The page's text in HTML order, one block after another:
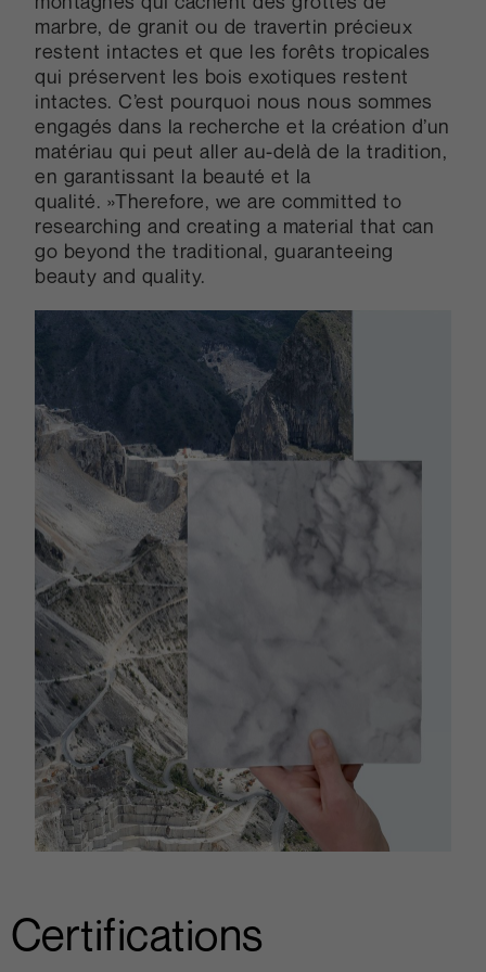
marbre, de granit ou de travertin précieux
restent intactes et que les forêts tropicales
qui préservent les bois exotiques restent
intactes. C’est pourquoi nous nous sommes
engagés dans la recherche et la création d’un
matériau qui peut aller au-delà de la tradition,
en garantissant la beauté et la
qualité. »Therefore, we are committed to
researching and creating a material that can
go beyond the traditional, guaranteeing
beauty and quality.
Certifications